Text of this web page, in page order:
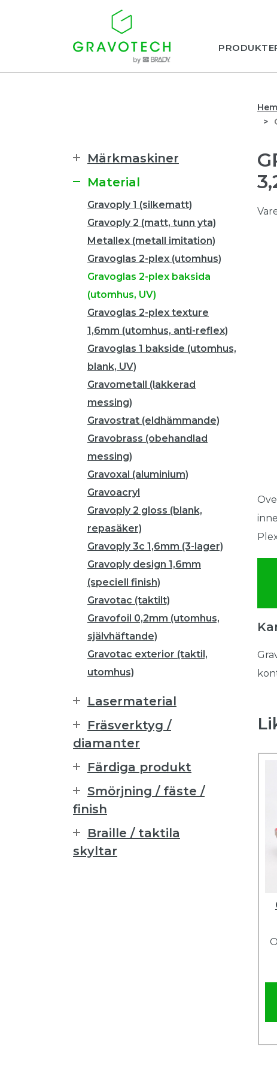
Hem
Märkmaskiner
Material
Gravoply 1 (silkematt)
Gravoply 2 (matt, tunn yta)
Metallex (metall imitation)
Gravoglas 2-plex (utomhus)
Gravoglas 2-plex baksida
(utomhus, UV)
Gravoglas 2-plex texture
1,6mm (utomhus, anti-reflex)
Gravoglas 1 bakside (utomhus,
blank, UV)
Gravometall (lakkerad
messing)
Gravostrat (eldhämmande)
Gravobrass (obehandlad
messing)
Gravoxal (aluminium)
Gravoacryl
Gravoply 2 gloss (blank,
repasäker)
Gravoply 3c 1,6mm (3-lager)
Gravoply design 1,6mm
(speciell finish)
Gravotac (taktilt)
Gravofoil 0,2mm (utomhus,
självhäftande)
Gravotac exterior (taktil,
utomhus)
Lasermaterial
Fräsverktyg /
diamanter
Färdiga produkt
Smörjning / fäste /
finish
Braille / taktila
skyltar